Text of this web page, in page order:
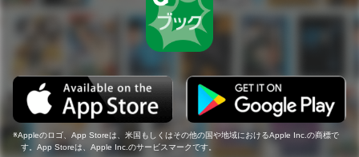
Appleのロゴ、App Storeは、米国もしくはその他の国や地域におけるApple Inc.の商標で
す。App Storeは、Apple Inc.のサービスマークです。